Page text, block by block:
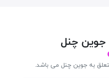
جوین چنل
به جوین چنل می باشد.